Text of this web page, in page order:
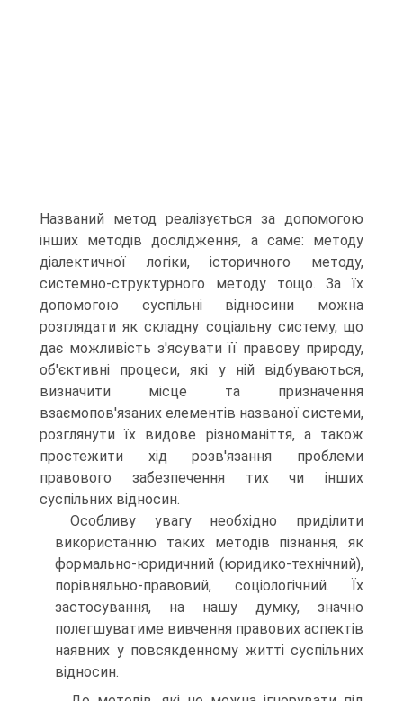
Названий метод реалізується за допомогою
інших методів дослідження, а саме: методу
діалектичної логіки, історичного методу,
системно-структурного методу тощо. За їх
допомогою суспільні відносини можна
розглядати як складну соціальну систему, що
дає можливість з'ясувати її правову природу,
об'єктивні процеси, які у ній відбуваються,
визначити місце та призначення
взаємопов'язаних елементів названої системи,
розглянути їх видове різноманіття, а також
простежити хід розв'язання проблеми
правового забезпечення тих чи інших
суспільних відносин.
Особливу увагу необхідно приділити
використанню таких методів пізнання, як
формально-юридичний (юридико-технічний),
порівняльно-правовий, соціологічний. Їх
застосування, на нашу думку, значно
полегшуватиме вивчення правових аспектів
наявних у повсякденному житті суспільних
відносин.